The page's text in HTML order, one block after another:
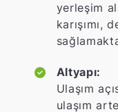
yerleşim
karışımı,
Altyapı:
Ulaşım
ulaşım